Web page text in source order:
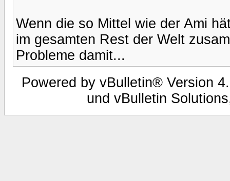
Wenn die so Mittel wie der Ami
im gesamten Rest der Welt
Probleme damit...
Powered by vBulletin® Version
und vBulletin